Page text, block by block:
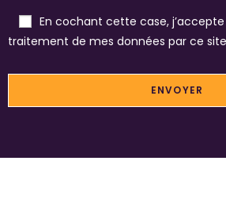
En cochant cette case,
traitement de mes données par ce